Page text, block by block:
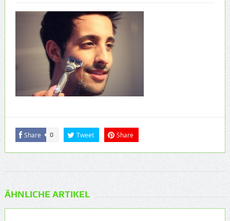
Share 0 Tweet Share
ÄHNLICHE ARTIKEL